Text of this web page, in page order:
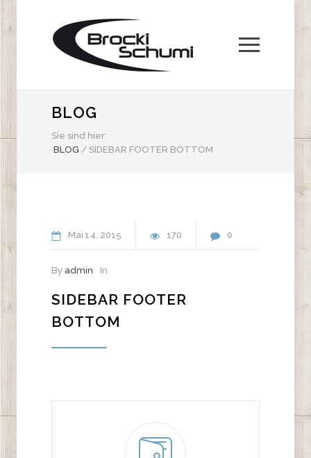
BLOG
Sie sind hier:
BLOG / SIDEBAR FOOTER BOTTOM
Mai 14 2015 170 0
By admin In
SIDEBAR FOOTER
BOTTOM